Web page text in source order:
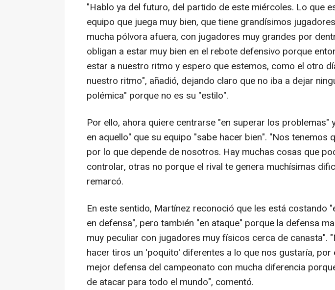
"Hablo ya del futuro, del partido de este miércoles. Lo que
equipo que juega muy bien, que tiene grandísimos
mucha pólvora afuera, con jugadores muy grandes por
obligan a estar muy bien en el rebote defensivo porque
estar a nuestro ritmo y espero que estemos, como el otro
nuestro ritmo", añadió, dejando claro que no iba a dejar
polémica" porque no es su "estilo".
Por ello, ahora quiere centrarse "en superar los problemas"
en aquello" que su equipo "sabe hacer bien". "Nos tenemos
por lo que depende de nosotros. Hay muchas cosas que
controlar, otras no porque el rival te genera muchísimas
remarcó.
En este sentido, Martínez reconoció que les está costando
en defensa", pero también "en ataque" porque la defensa
muy peculiar con jugadores muy físicos cerca de canasta".
hacer tiros un 'poquito' diferentes a lo que nos gustaría, por
mejor defensa del campeonato con mucha diferencia
de atacar para todo el mundo", comentó.